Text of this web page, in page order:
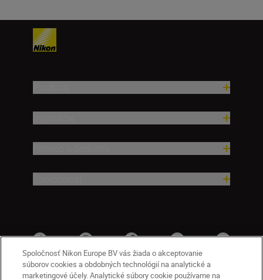
Spoločnosť Nikon Europe BV vás žiada o akceptovanie
súborov cookies a obdobných technológií na analytické a
marketingové účely. Analytické súbory cookie používame na